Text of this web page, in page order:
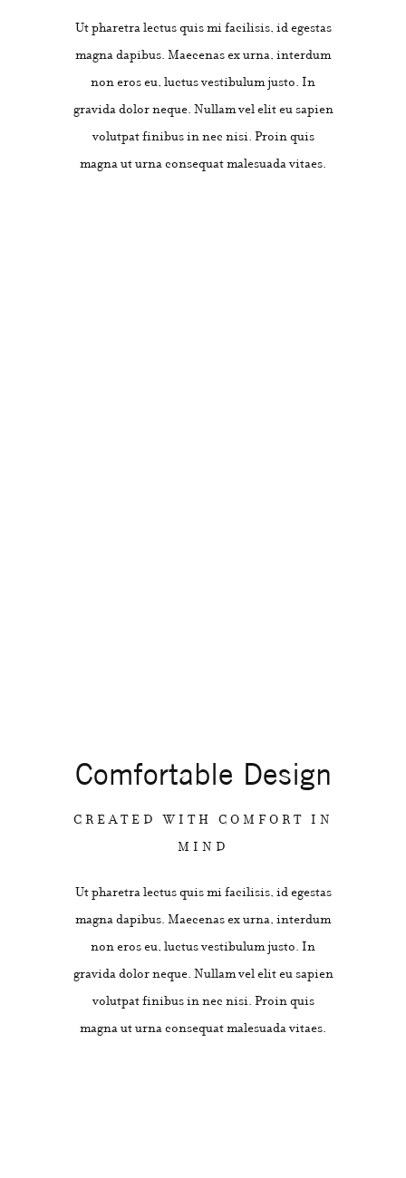
Ut pharetra lectus quis mi facilisis, id egestas
magna dapibus. Maecenas ex urna, interdum
non eros eu, luctus vestibulum justo. In
gravida dolor neque. Nullam vel elit eu sapien
volutpat finibus in nec nisi. Proin quis
magna ut urna consequat malesuada vitaes.
Comfortable Design
CREATED WITH COMFORT IN
MIND
Ut pharetra lectus quis mi facilisis, id egestas
magna dapibus. Maecenas ex urna, interdum
non eros eu, luctus vestibulum justo. In
gravida dolor neque. Nullam vel elit eu sapien
volutpat finibus in nec nisi. Proin quis
magna ut urna consequat malesuada vitaes.